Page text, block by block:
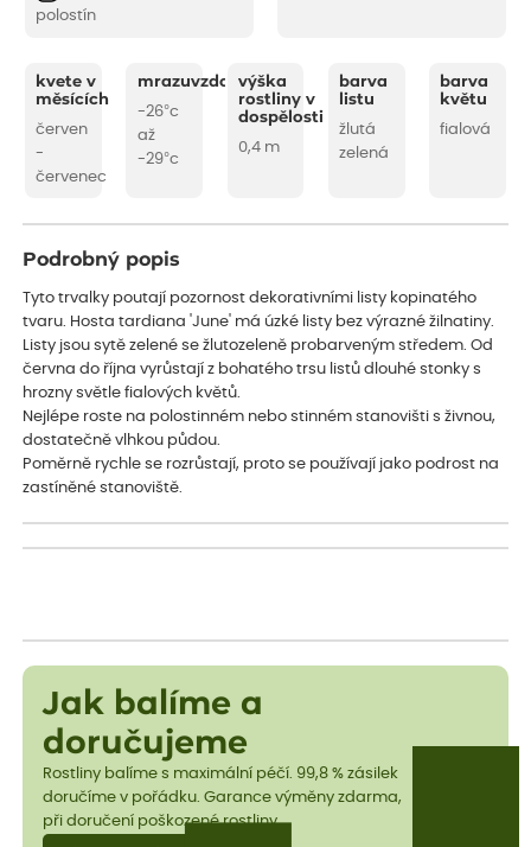
polostín
kvete v
měsících
červen
-
červenec
mrazuvzdornost
-26°c
až
-29°c
výška
rostliny v
dospělosti
0,4 m
barva
listu
žlutá
zelená
barva
květu
fialová
Podrobný popis
Tyto trvalky poutají pozornost dekorativními listy kopinatého
tvaru. Hosta tardiana 'June' má úzké listy bez výrazné žilnatiny.
Listy jsou sytě zelené se žlutozeleně probarveným středem. Od
června do října vyrůstají z bohatého trsu listů dlouhé stonky s
hrozny světle fialových květů.
Nejlépe roste na polostinném nebo stinném stanovišti s živnou,
dostatečně vlhkou půdou.
Poměrně rychle se rozrůstají, proto se používají jako podrost na
zastíněné stanoviště.
Jak balíme a
doručujeme
Rostliny balíme s maximální péčí. 99,8 % zásilek
doručíme v pořádku. Garance výměny zdarma,
při doručení poškozené rostliny.